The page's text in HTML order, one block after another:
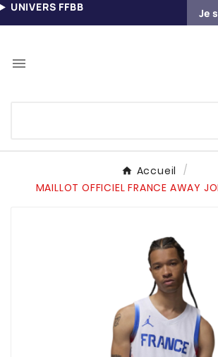
UNIVERS FFBB Je

Accueil
MAILLOT OFFICIEL FRANCE AWAY